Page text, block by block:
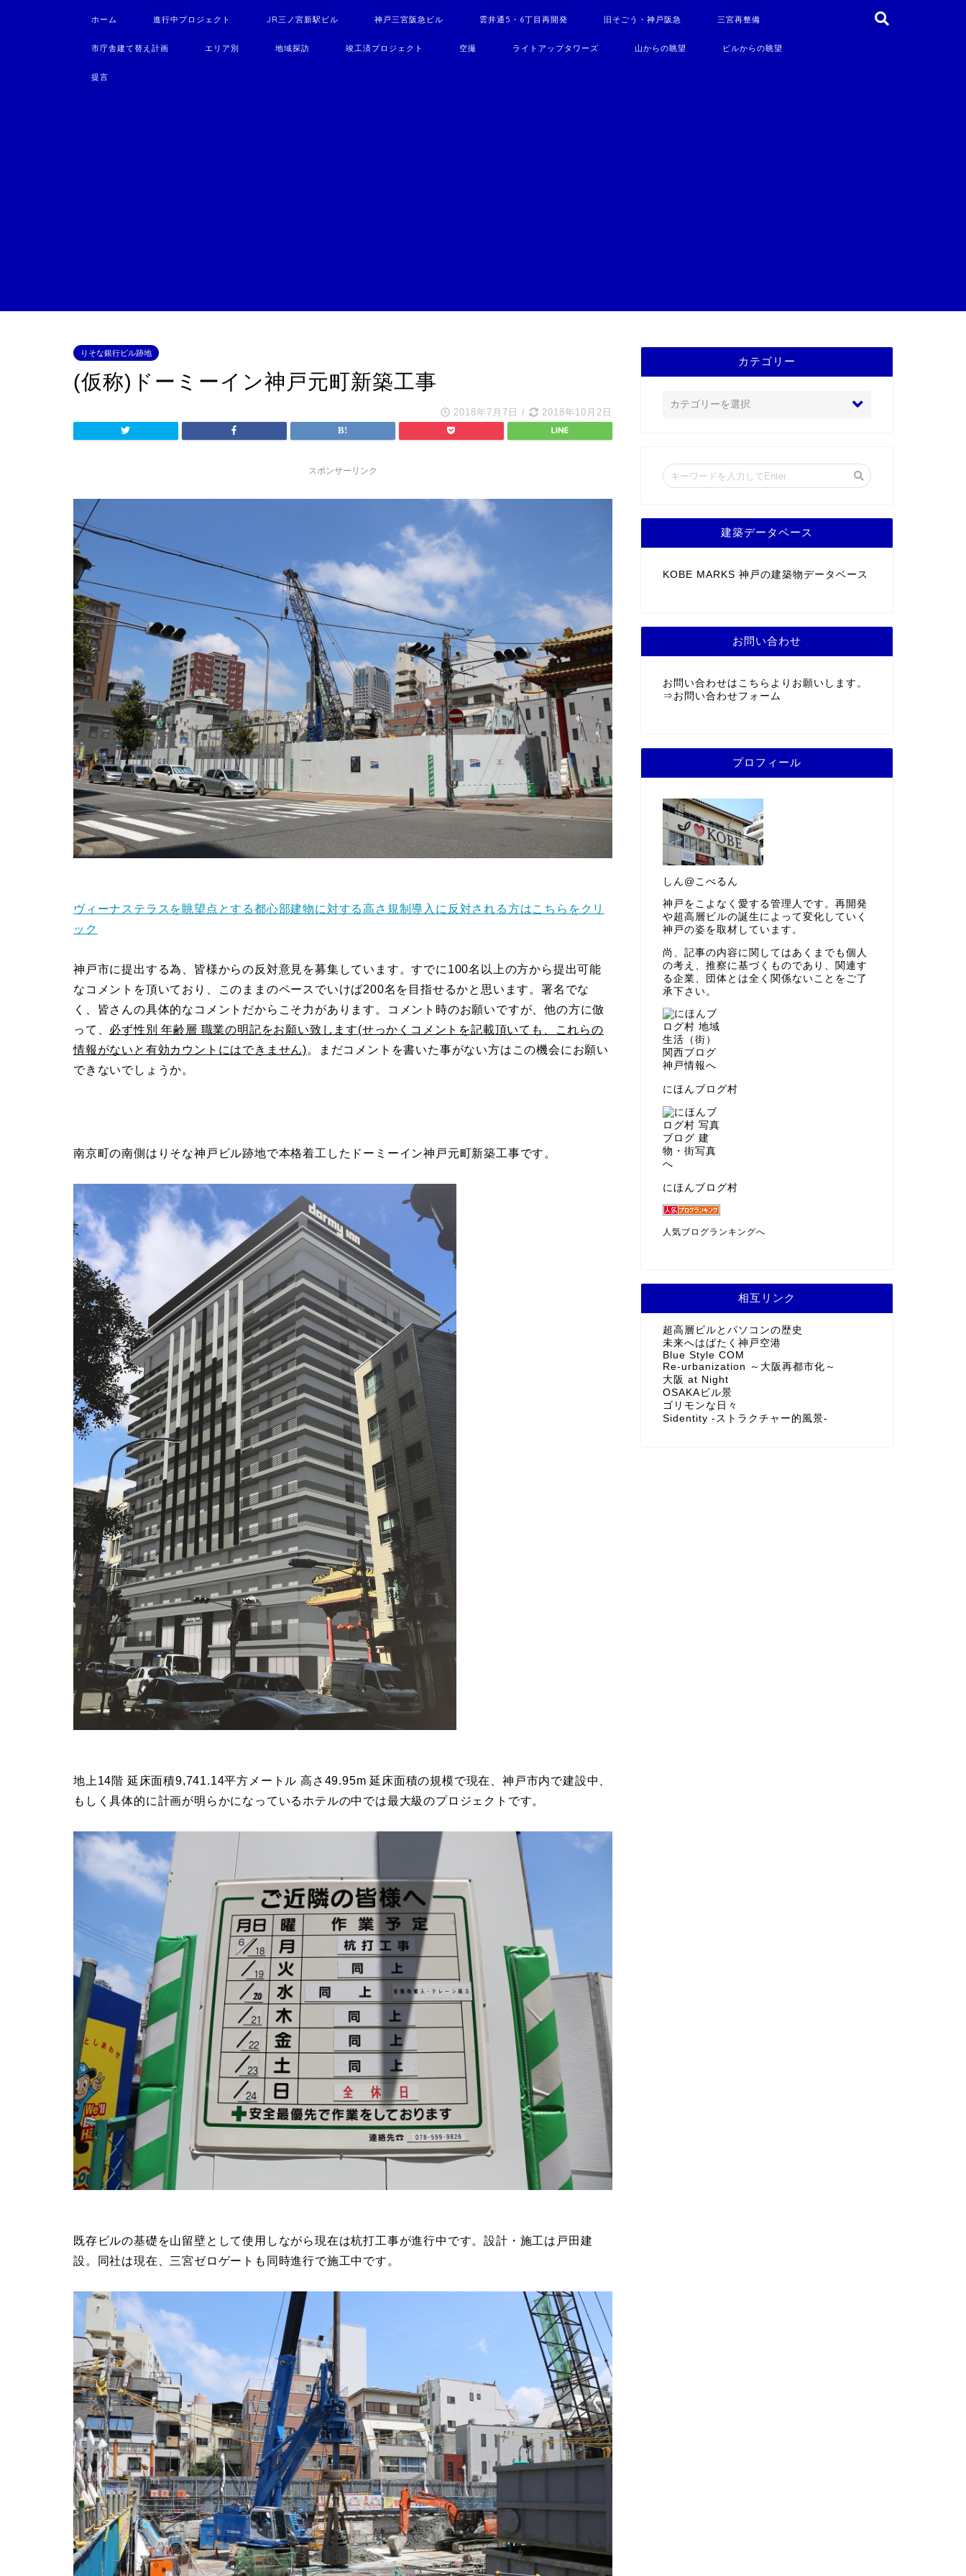
ホーム 進行中プロジェクト JR三ノ宮新駅ビル 神戸三宮阪急ビル 雲井通5・6丁目再開発 旧そごう・神戸阪急 三宮再整備
市庁舎建て替え計画 エリア別 地域探訪 竣工済プロジェクト 空撮 ライトアップタワーズ 山からの眺望 ビルからの眺望
提言
りそな銀行ビル跡地
(仮称)ドーミーイン神戸元町新築工事
2018年7月7日 / 2018年10月2日
スポンサーリンク
ヴィーナステラスを眺望点とする都心部建物に対する高さ規制導入に反対される方はこちらをクリ
ック
神戸市に提出する為、皆様からの反対意見を募集しています。すでに100名以上の方から提出可能
なコメントを頂いており、このままのペースでいけば200名を目指せるかと思います。署名でな
く、皆さんの具体的なコメントだからこそ力があります。コメント時のお願いですが、他の方に倣
って、 必ず性別 年齢層 職業の明記をお願い致します(せっかくコメントを記載頂いても、これらの
情報がないと有効カウントにはできません)。まだコメントを書いた事がない方はこの機会にお願い
できないでしょうか。
南京町の南側はりそな神戸ビル跡地で本格着工したドーミーイン神戸元町新築工事です。
地上14階 延床面積9,741.14平方メートル 高さ49.95m 延床面積の規模で現在、神戸市内で建設中、
もしく具体的に計画が明らかになっているホテルの中では最大級のプロジェクトです。
既存ビルの基礎を山留壁として使用しながら現在は杭打工事が進行中です。設計・施工は戸田建
設。同社は現在、三宮ゼロゲートも同時進行で施工中です。
カテゴリー
建築データベース
KOBE MARKS 神戸の建築物データベース
お問い合わせ
お問い合わせはこちらよりお願いします。
⇒ お問い合わせフォーム
プロフィール
しん@こべるん
神戸をこよなく愛する管理人です。再開発
や超高層ビルの誕生によって変化していく
神戸の姿を取材しています。
尚、記事の内容に関してはあくまでも個人
の考え、推察に基づくものであり、関連す
る企業、団体とは全く関係ないことをご了
承下さい。
にほんブログ村
にほんブログ村
人気ブログランキングへ
相互リンク
超高層ビルとパソコンの歴史
未来へはばたく神戸空港
Blue Style COM
Re-urbanization ～大阪再都市化～
大阪 at Night
OSAKAビル景
ゴリモンな日々
Sidentity -ストラクチャー的風景-